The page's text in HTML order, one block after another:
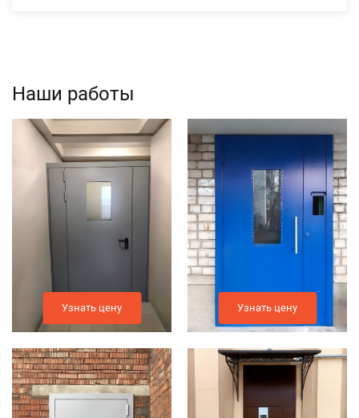
Наши работы
Узнать цену Узнать цену